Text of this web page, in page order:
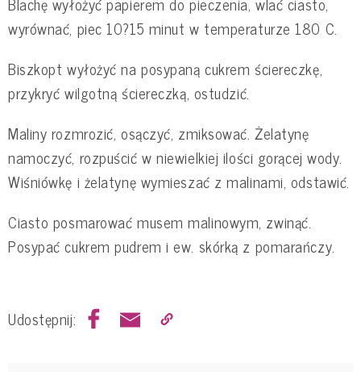
wyrównać, piec 10?15 minut w temperaturze 180 C.
Biszkopt wyłożyć na posypaną cukrem ściereczkę,
przykryć wilgotną ściereczką, ostudzić.
Maliny rozmrozić, osączyć, zmiksować. Żelatynę
namoczyć, rozpuścić w niewielkiej ilości gorącej wody.
Wiśniówkę i żelatynę wymieszać z malinami, odstawić.
Ciasto posmarować musem malinowym, zwinąć.
Posypać cukrem pudrem i ew. skórką z pomarańczy.
Udostępnij: